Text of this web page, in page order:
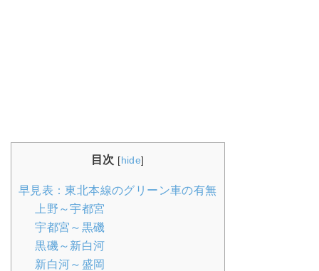
目次 [hide]
早見表：東北本線のグリーン車の有無
上野～宇都宮
宇都宮～黒磯
黒磯～新白河
新白河～盛岡